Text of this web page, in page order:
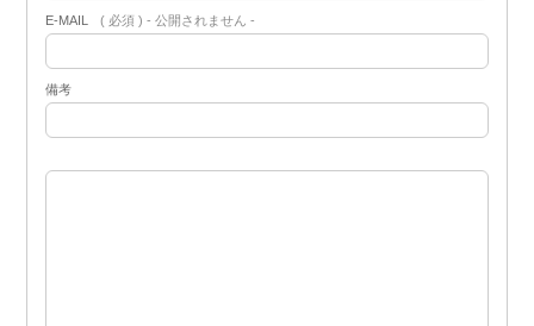
E-MAIL ( 必須 ) - 公開されません -
備考